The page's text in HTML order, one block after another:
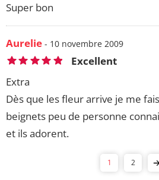
Super bon
Aurelie - 10 novembre 2009
Excellent
Extra
Dès que les fleur arrive je me
beignets peu de personne
et ils adorent.
1 2